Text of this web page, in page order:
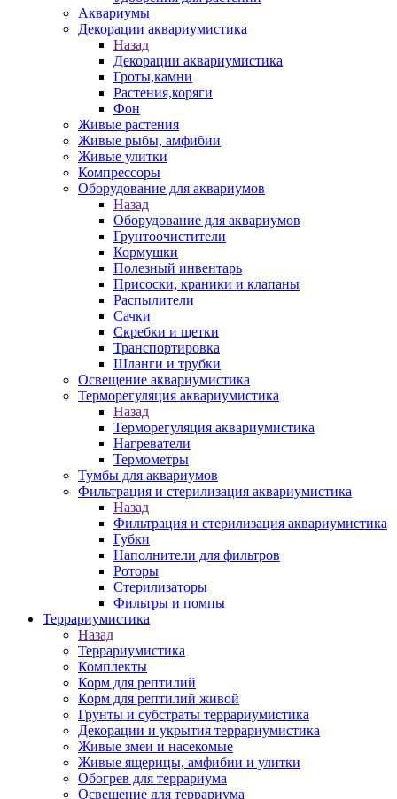
Аквариумы
Декорации аквариумистика
Назад
Декорации аквариумистика
Гроты,камни
Растения,коряги
Фон
Живые растения
Живые рыбы, амфибии
Живые улитки
Компрессоры
Оборудование для аквариумов
Назад
Оборудование для аквариумов
Грунтоочистители
Кормушки
Полезный инвентарь
Присоски, краники и клапаны
Распылители
Сачки
Скребки и щетки
Транспортировка
Шланги и трубки
Освещение аквариумистика
Терморегуляция аквариумистика
Назад
Терморегуляция аквариумистика
Нагреватели
Термометры
Тумбы для аквариумов
Фильтрация и стерилизация аквариумистика
Назад
Фильтрация и стерилизация аквариумистика
Губки
Наполнители для фильтров
Роторы
Стерилизаторы
Фильтры и помпы
Террариумистика
Назад
Террариумистика
Комплекты
Корм для рептилий
Корм для рептилий живой
Грунты и субстраты террариумистика
Декорации и укрытия террариумистика
Живые змеи и насекомые
Живые ящерицы, амфибии и улитки
Обогрев для террариума
Освещение для террариума